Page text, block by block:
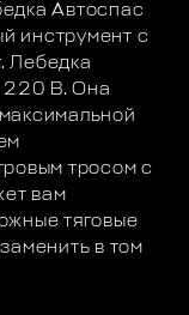
Автоспас
инструмент с
Лебедка
220 В. Она
тросом с
вам
тяговые
в том